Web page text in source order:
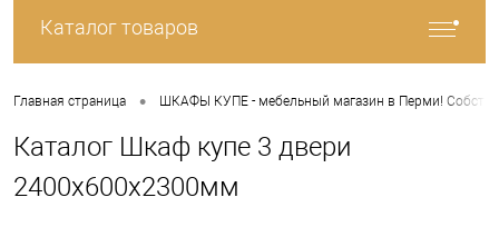
Каталог товаров
Главная страница • ШКАФЫ КУПЕ - мебельный магазин в Перми!
Каталог Шкаф купе 3 двери
2400х600х2300мм